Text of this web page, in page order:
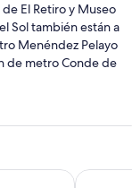
El Retiro y Museo
Sol también están a
Menéndez Pelayo
de metro Conde de